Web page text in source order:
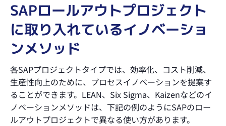
SAPロールアウトプロジェクト
に取り入れているイノベーショ
ンメソッド
各SAPプロジェクトタイプでは、効率化、コスト削減、
生産性向上のために、プロセスイノベーションを提案す
ることができます。LEAN、Six Sigma、Kaizenなどのイ
ノベーションメソッドは、下記の例のようにSAPのロー
ルアウトプロジェクトで異なる使い方があります。